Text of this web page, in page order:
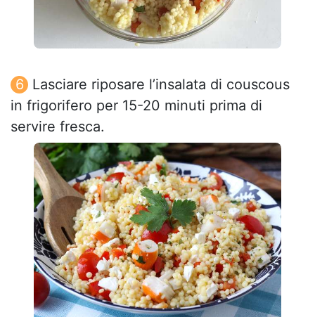
Lasciare riposare l’insalata di couscous
in frigorifero per 15-20 minuti prima di
servire fresca.